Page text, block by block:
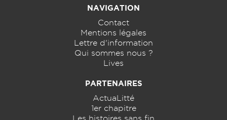
NAVIGATION
Contact
Mentions légales
Lettre d'information
Qui sommes nous ?
Lives
PARTENAIRES
ActuaLitté
1er chapitre
Les histoires sans fin